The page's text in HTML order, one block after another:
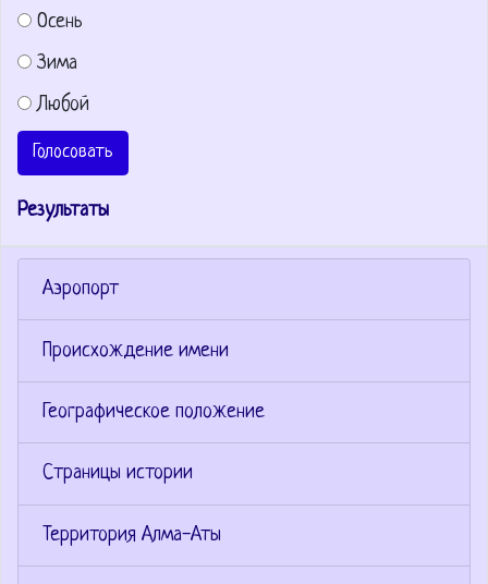
Осень
Зима
Любой
Голосовать
Результаты
Аэропорт
Происхождение имени
Географическое положение
Страницы истории
Территория Алма-Аты